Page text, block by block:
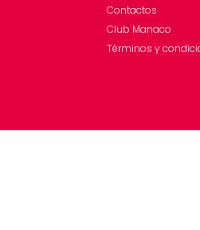
Contactos
Club Manaco
Términos y